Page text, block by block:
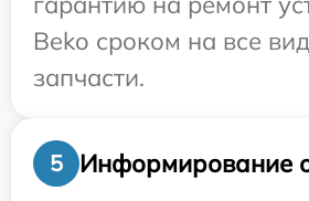
Beko сроком на все
запчасти.
5
Информирование